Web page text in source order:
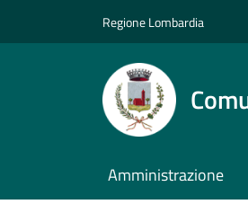
Regione Lombardia
Amministrazione